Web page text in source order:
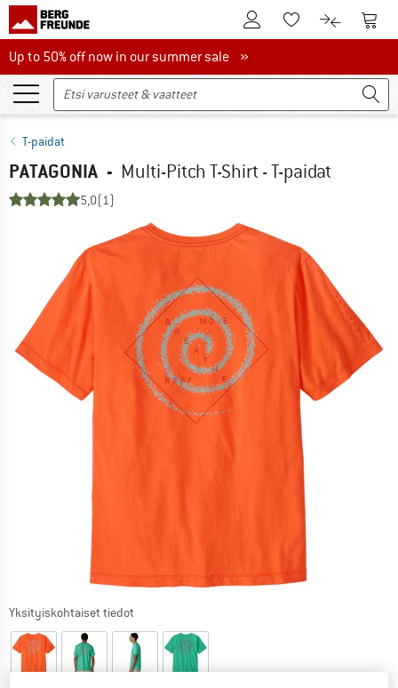
Tästä asiakastililleTästä toivelistalle.
Tästä
Up to 50% off now in our summer sale
Up to 50% off now in our summer sale »
T-paidat
PATAGONIA - Multi-Pitch T-Shirt - T-paidat
5,0(1)
Yksityiskohtaiset tiedot